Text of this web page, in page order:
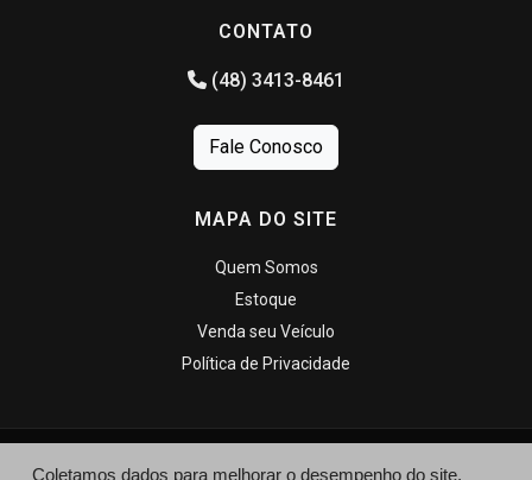
CONTATO
(48) 3413-8461
Fale Conosco
MAPA DO SITE
Quem Somos
Estoque
Venda seu Veículo
Política de Privacidade
Coletamos dados para melhorar o desempenho do site,